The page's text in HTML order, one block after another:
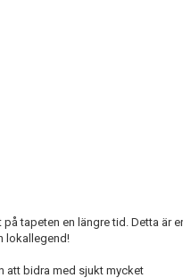
tapeten en längre tid. Detta är
lokallegend!
att bidra med sjukt mycket